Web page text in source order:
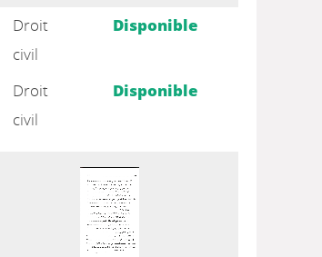
Droit
civil
Disponible
Droit
civil
Disponible